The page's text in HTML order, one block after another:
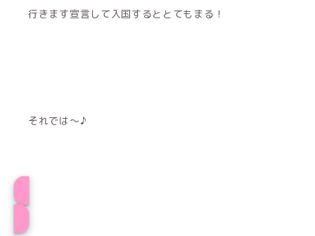
行きます宣言して入国するととてもまる！
それでは〜♪